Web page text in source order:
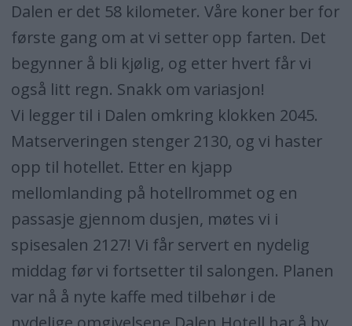
Dalen er det 58 kilometer. Våre koner ber for
første gang om at vi setter opp farten. Det
begynner å bli kjølig, og etter hvert får vi
også litt regn. Snakk om variasjon!
Vi legger til i Dalen omkring klokken 2045.
Matserveringen stenger 2130, og vi haster
opp til hotellet. Etter en kjapp
mellomlanding på hotellrommet og en
passasje gjennom dusjen, møtes vi i
spisesalen 2127! Vi får servert en nydelig
middag før vi fortsetter til salongen. Planen
var nå å nyte kaffe med tilbehør i de